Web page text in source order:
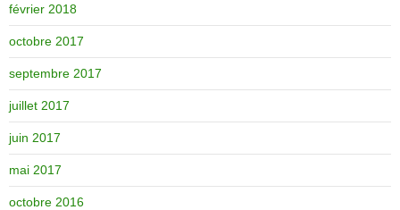
février 2018
octobre 2017
septembre 2017
juillet 2017
juin 2017
mai 2017
octobre 2016